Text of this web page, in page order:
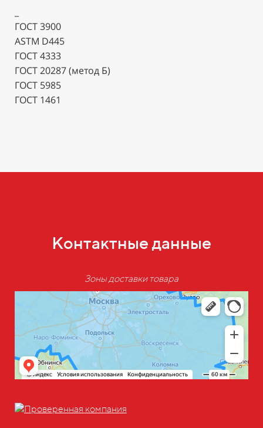
ГОСТ 3900
ASTM D445
ГОСТ 4333
ГОСТ 20287 (метод Б)
ГОСТ 5985
ГОСТ 1461
Контактные данные
Зоны доставки товара